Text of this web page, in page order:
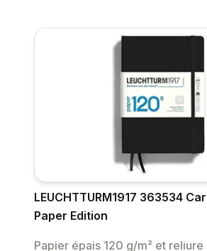
LEUCHTTURM1917 363534
Paper Edition
Papier épais 120 g/m² et